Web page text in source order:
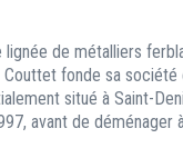
lignée de métalliers
Couttet fonde sa société
situé à Saint-
avant de déménager